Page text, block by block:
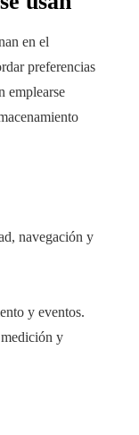
en el
preferencias
emplearse
navegación y
y eventos.
y